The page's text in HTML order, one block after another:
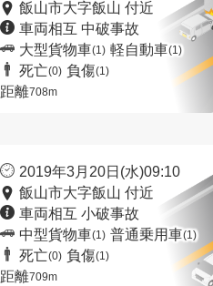
飯山市大字飯山 付近
車両相互 中破事故
大型貨物車(1) 軽自動車(1)
死亡(0) 負傷(1)
距離708m
2019年3月20日(水)09:10
飯山市大字飯山 付近
車両相互 小破事故
中型貨物車(1) 普通乗用車(1)
死亡(0) 負傷(1)
距離709m